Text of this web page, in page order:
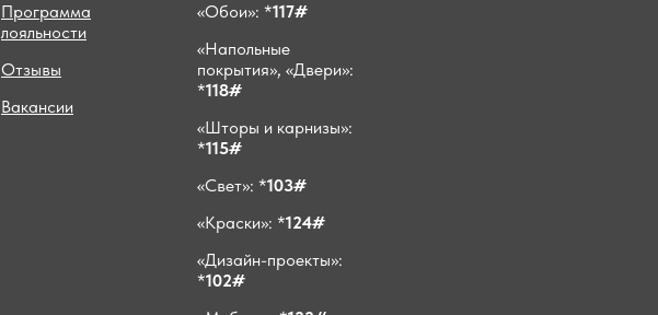
Программа
лояльности
Отзывы
Вакансии
«Обои»: *117#
«Напольные
покрытия», «Двери»:
*118#
«Шторы и карнизы»:
*115#
«Свет»: *103#
«Краски»: *124#
«Дизайн-проекты»:
*102#